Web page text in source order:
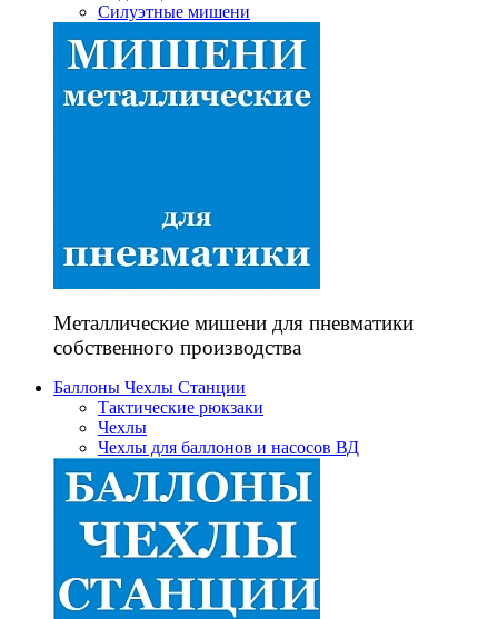
Силуэтные мишени
Металлические мишени для пневматики
собственного производства
Баллоны Чехлы Станции
Тактические рюкзаки
Чехлы
Чехлы для баллонов и насосов ВД